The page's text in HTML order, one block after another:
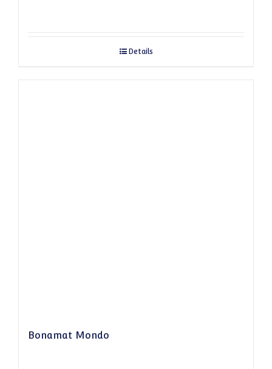
Details
Bonamat Mondo